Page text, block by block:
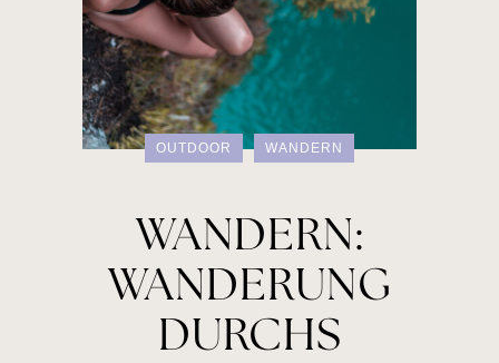
OUTDOOR WANDERN
WANDERN:
WANDERUNG
DURCHS